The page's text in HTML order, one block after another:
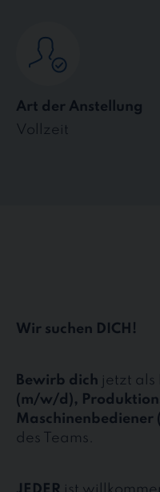
Art der Anstellung
Vollzeit
Wir suchen DICH!
Bewirb dich jetzt als
(m/w/d),
Maschinenbediener
des Teams.